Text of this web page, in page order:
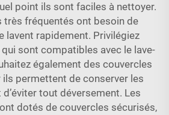
point ils sont faciles à nettoyer.
très fréquentés ont besoin de
lavent rapidement. Privilégiez
sont compatibles avec le lave-
également des couvercles
ils permettent de conserver les
tout déversement. Les
dotés de couvercles sécurisés,